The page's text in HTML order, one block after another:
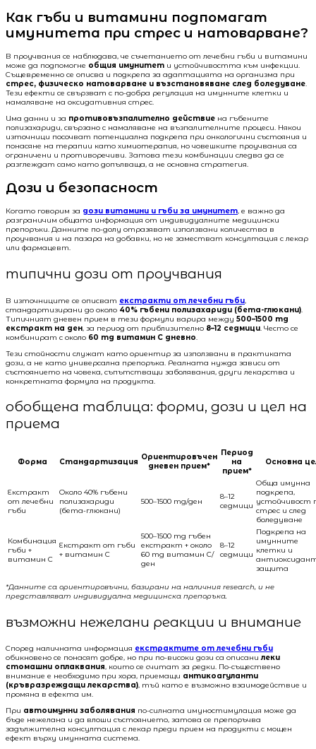
Как гъби и витамини подпомагат
имунитета при стрес и натоварване?
В проучвания се наблюдава, че съчетанието от лечебни гъби и витамини
може да подпомогне общия имунитет и устойчивостта към инфекции.
Същевременно се описва и подкрепа за адаптацията на организма при
стрес, физическо натоварване и възстановяване след боледуване.
Тези ефекти се свързват с по-добра регулация на имунните клетки и
намаляване на оксидативния стрес.
Има данни и за противовъзпалително действие на гъбените
полизахариди, свързано с намаляване на възпалителните процеси. Някои
източници посочват потенциална подкрепа при онкологични състояния и
понасяне на терапии като химиотерапия, но човешките проучвания са
ограничени и противоречиви. Затова тези комбинации следва да се
разглеждат само като допълваща, а не основна стратегия.
Дози и безопасност
Когато говорим за дози витамини и гъби за имунитет, е важно да
разграничим общата информация от индивидуалните медицински
препоръки. Данните по-долу отразяват използвани количества в
проучвания и на пазара на добавки, но не заместват консултация с лекар
или фармацевт.
типични дози от проучвания
В източниците се описват екстракти от лечебни гъби,
стандартизирани до около 40% гъбени полизахариди (бета-глюкани).
Типичният дневен прием в тези формули варира между 500–1500 mg
екстракт на ден, за период от приблизително 8–12 седмици. Често се
комбинират с около 60 mg витамин C дневно.
Тези стойности служат като ориентир за използвани в практиката
дози, а не като универсална препоръка. Реалната нужда зависи от
състоянието на човека, съпътстващи заболявания, други лекарства и
конкретната формула на продукта.
обобщена таблица: форми, дози и цел на
приема
Форма Стандартизация
Ориентировъчен
дневен прием*
Период
на
прием*
Основна
Екстракт
от лечебни
гъби
Около 40% гъбени
полизахариди
(бета-глюкани)
500–1500 mg/ден
8–12
седмици
Обща имунна
подкрепа,
устойчивост
стрес и след
боледуване
Комбинация
гъби +
витамин C
Екстракт от гъби
+ витамин C
500–1500 mg гъбен
екстракт + около
60 mg витамин C/
ден
8–12
седмици
Подкрепа на
имунните
клетки и
защита
*Данните са ориентировъчни, базирани на наличния research, и не
представляват индивидуална медицинска препоръка.
възможни нежелани реакции и внимание
Според наличната информация екстрактите от лечебни гъби
обикновено се понасят добре, но при по-високи дози са описанилеки
стомашни оплаквания, които се считат за редки. По-съществено
внимание е необходимо при хора, приемащи антикоагуланти
(кръвразреждащи лекарства), тъй като е възможно взаимодействие и
промяна в ефекта им.
При автоимунни заболявания по-силната имуностимулация може да
бъде нежелана и да влоши състоянието, затова се препоръчва
задължителна консултация с лекар преди прием на продукти с мощен
ефект върху имунната система.